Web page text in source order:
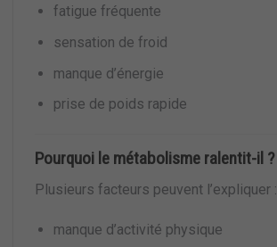
fatigue fréquente
sensation de froid
manque d’énergie
prise de poids rapide
Pourquoi le métabolisme ralentit-il ?
Plusieurs facteurs peuvent l’expliquer :
manque d’activité physique